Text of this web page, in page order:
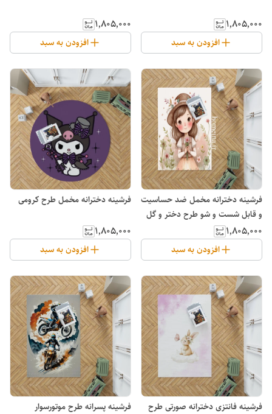
۱٬۸۰۵٬۰۰۰
افزودن به سبد
۱٬۸۰۵٬۰۰۰
افزودن به سبد
فرشینه دخترانه مخمل ضد حساسیت
و قابل شست و شو طرح دختر و گل
۱٬۸۰۵٬۰۰۰
افزودن به سبد
فرشینه دخترانه مخمل طرح کرومی
۱٬۸۰۵٬۰۰۰
افزودن به سبد
فرشینه فانتزی دخترانه صورتی طرح
فرشینه پسرانه طرح موتورسوار